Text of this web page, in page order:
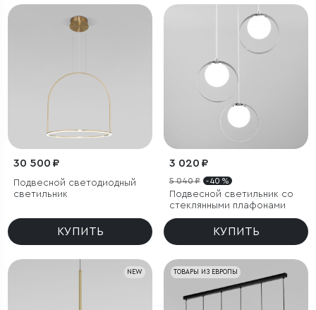
30 500 ₽
Подвесной светодиодный
светильник
КУПИТЬ
3 020 ₽
5 040 ₽ - 40 %
Подвесной светильник со
стеклянными плафонами
КУПИТЬ
NEW ТОВАРЫ ИЗ ЕВРОПЫ